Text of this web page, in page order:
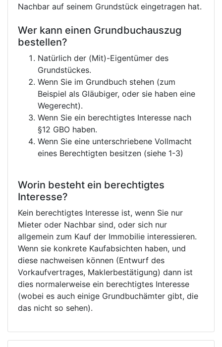
Nachbar auf seinem Grundstück eingetragen hat.
Wer kann einen Grundbuchauszug
bestellen?
Natürlich der (Mit)-Eigentümer des
Grundstückes.
Wenn Sie im Grundbuch stehen (zum
Beispiel als Gläubiger, oder sie haben eine
Wegerecht).
Wenn Sie ein berechtigtes Interesse nach
§12 GBO haben.
Wenn Sie eine unterschriebene Vollmacht
eines Berechtigten besitzen (siehe 1-3)
Worin besteht ein berechtigtes
Interesse?
Kein berechtigtes Interesse ist, wenn Sie nur
Mieter oder Nachbar sind, oder sich nur
allgemein zum Kauf der Immobilie interessieren.
Wenn sie konkrete Kaufabsichten haben, und
diese nachweisen können (Entwurf des
Vorkaufvertrages, Maklerbestätigung) dann ist
dies normalerweise ein berechtigtes Interesse
(wobei es auch einige Grundbuchämter gibt, die
das nicht so sehen).